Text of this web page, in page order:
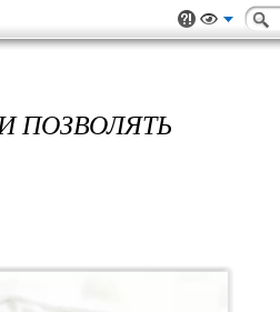
ПОЗВОЛЯТЬ